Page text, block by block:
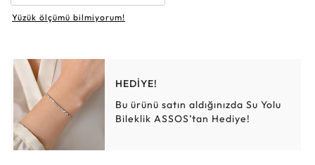
Yüzük ölçümü bilmiyorum!
HEDİYE!
Bu ürünü satın aldığınızda Su Yolu
Bileklik ASSOS’tan Hediye!